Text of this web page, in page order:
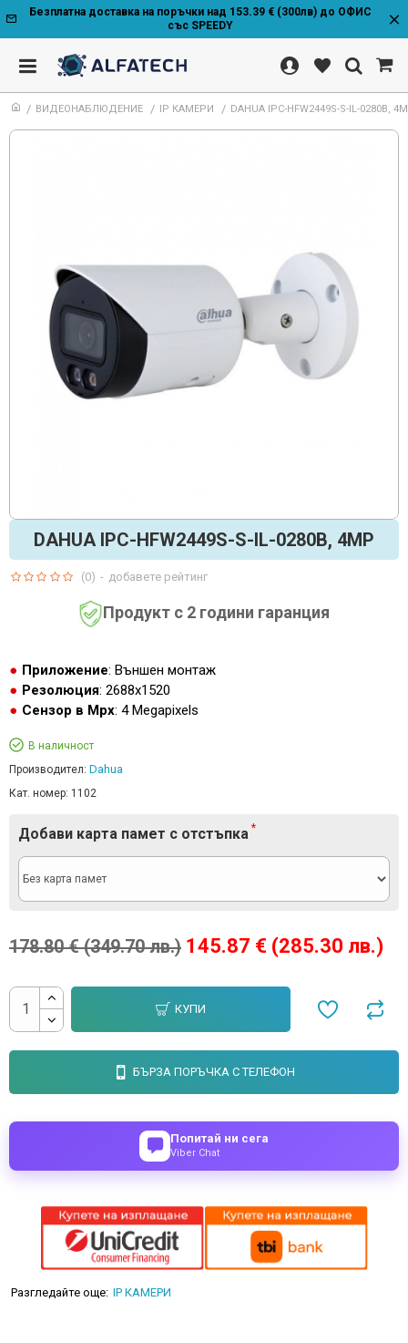
Безплатна доставка на поръчки над 153.39 € (300лв) до ОФИС
със SPEEDY
ВИДЕОНАБЛЮДЕНИЕ IP КАМЕРИ DAHUA IPC-HFW2449S-S-IL-0280B,
DAHUA IPC-HFW2449S-S-IL-0280B, 4MP
Продукт с 2 години гаранция
Приложение: Външен монтаж
Резолюция: 2688x1520
Сензор в Mpx: 4 Megapixels
В наличност
Производител: Dahua
Кат. номер: 1102
(0) - добавете рейтинг
145.87 € (285.30 лв.)
178.80 € (349.70 лв.)
Добави карта памет с отстъпка
КУПИ
БЪРЗА ПОРЪЧКА С ТЕЛЕФОН
Попитай ни сега
Viber Chat
Разгледайте още: IP КАМЕРИ